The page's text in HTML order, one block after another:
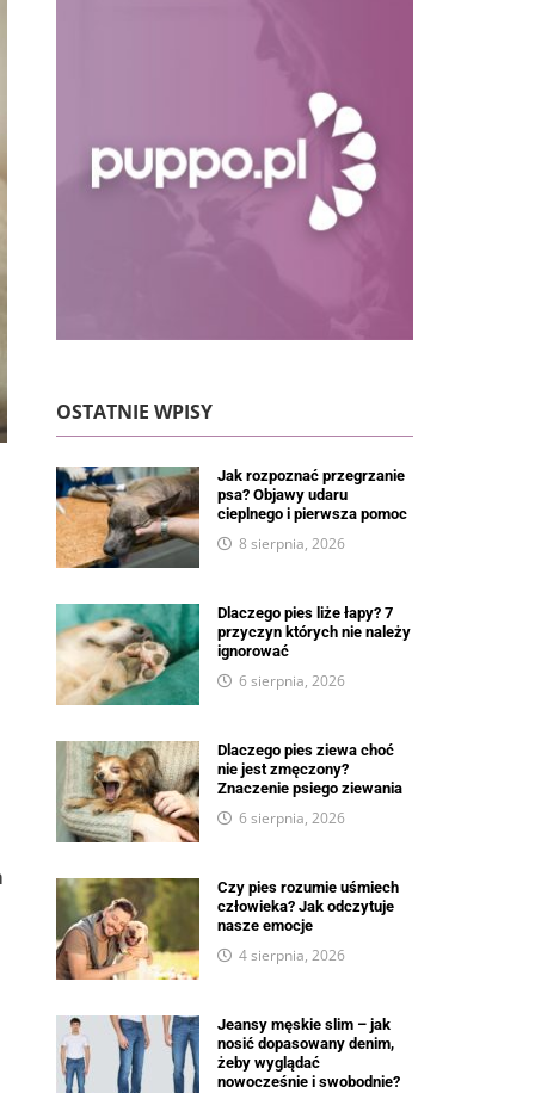
OSTATNIE WPISY
Jak rozpoznać przegrzanie
psa? Objawy udaru
cieplnego i pierwsza pomoc
8 sierpnia, 2026
Dlaczego pies liże łapy? 7
przyczyn których nie należy
ignorować
6 sierpnia, 2026
Dlaczego pies ziewa choć
nie jest zmęczony?
Znaczenie psiego ziewania
6 sierpnia, 2026
Czy pies rozumie uśmiech
człowieka? Jak odczytuje
nasze emocje
4 sierpnia, 2026
Jeansy męskie slim – jak
nosić dopasowany denim,
żeby wyglądać
nowocześnie i swobodnie?